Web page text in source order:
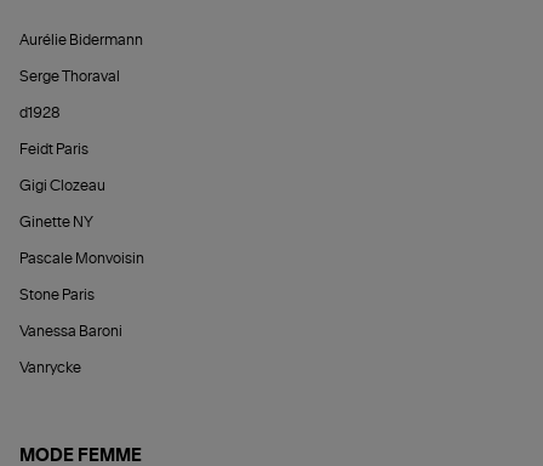
Aurélie Bidermann
Serge Thoraval
d1928
Feidt Paris
Gigi Clozeau
Ginette NY
Pascale Monvoisin
Stone Paris
Vanessa Baroni
Vanrycke
MODE FEMME